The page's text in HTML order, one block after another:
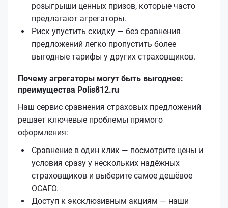
розыгрыши ценных призов, которые часто
предлагают агрегаторы.
Риск упустить скидку — без сравнения
предложений легко пропустить более
выгодные тарифы у других страховщиков.
Почему агрегаторы могут быть выгоднее:
преимущества Polis812.ru
Наш сервис сравнения страховых предложений
решает ключевые проблемы прямого
оформления:
Сравнение в один клик — посмотрите цены и
условия сразу у нескольких надёжных
страховщиков и выберите самое дешёвое
ОСАГО.
Доступ к эксклюзивным акциям — наши